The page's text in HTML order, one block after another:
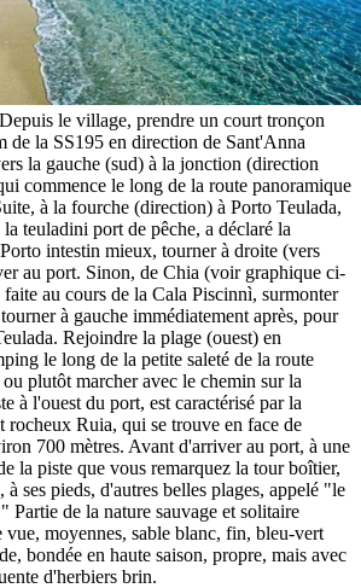
le village, prendre un court tronçon
de la SS195 en direction de Sant'Anna
la gauche (sud) à la jonction (direction
commence le long de la route panoramique
à la fourche (direction) à Porto Teulada,
teuladini port de pêche, a déclaré la
intestin mieux, tourner à droite (vers
au port. Sinon, de Chia (voir graphique ci-
faite au cours de la Cala Piscinnì, surmonter
à gauche immédiatement après, pour
Rejoindre la plage (ouest) en
le long de la petite saleté de la route
plutôt marcher avec le chemin sur la
à l'ouest du port, est caractérisé par la
rocheux Ruia, qui se trouve en face de
700 mètres. Avant d'arriver au port, à une
la piste que vous remarquez la tour boîtier,
à ses pieds, d'autres belles plages, appelé "le
Partie de la nature sauvage et solitaire
vue, moyennes, sable blanc, fin, bleu-vert
bondée en haute saison, propre, mais avec
d'herbiers brin.